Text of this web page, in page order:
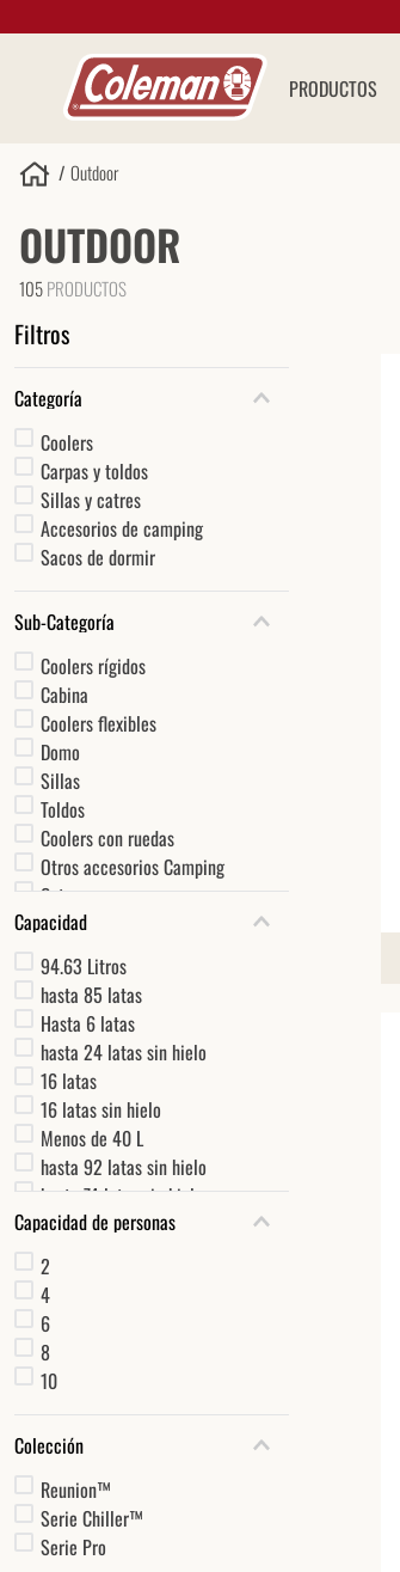
PRODUCTOS
Outdoor
OUTDOOR
105PRODUCTOS
Filtros
Categoría
Coolers
Carpas y toldos
Sillas y catres
Accesorios de camping
Sacos de dormir
Sub-Categoría
Coolers rígidos
Cabina
Coolers flexibles
Domo
Sillas
Toldos
Coolers con ruedas
Otros accesorios Camping
Catres
Mochila
Capacidad
94.63 Litros
hasta 85 latas
Hasta 6 latas
hasta 24 latas sin hielo
16 latas
16 latas sin hielo
Menos de 40 L
hasta 92 latas sin hielo
hasta 74 latas sin hielo
hasta 36 latas sin hielo
Capacidad de personas
2
4
6
8
10
Colección
Reunion™
Serie Chiller™
Serie Pro